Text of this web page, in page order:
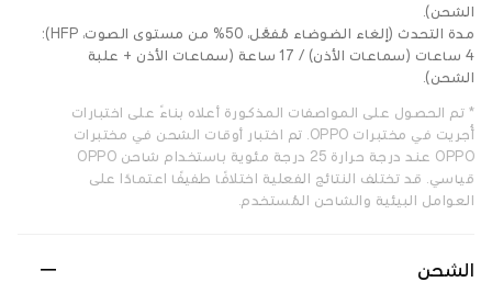
الشحن).
مدة التحدث (إلغاء الضوضاء مُفعَّل، 50% من مستوى الصوت، HFP):
4 ساعات (سماعات الأذن) / 17 ساعة (سماعات الأذن + علبة
الشحن).
* تم الحصول على المواصفات المذكورة أعلاه بناءً على اختبارات
أُجريت في مختبرات OPPO. تم اختبار أوقات الشحن في مختبرات
OPPO عند درجة حرارة 25 درجة مئوية باستخدام شاحن OPPO
قياسي. قد تختلف النتائج الفعلية اختلافًا طفيفًا اعتمادًا على
العوامل البيئية والشاحن المُستخدم.
الشحن